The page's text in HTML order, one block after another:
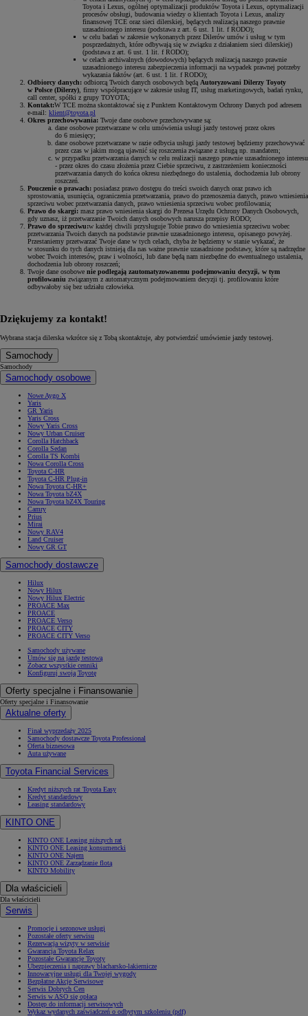
Toyota i Lexus, ogólnej optymalizacji produktów Toyota i Lexus, optymalizacji
procesów obsługi, budowania wiedzy o klientach Toyota i Lexus, analizy
finansowej TCE oraz sieci dilerskiej, będących realizacją naszego prawnie
uzasadnionego interesu (podstawa z art. 6 ust. 1 lit. f RODO);
w celu badań w zakresie wykonanych przez Dilerów umów i usług w tym
posprzedażnych, które odbywają się w związku z działaniem sieci dilerskiej)
(podstawa z art. 6 ust. 1 lit. f RODO);
w celach archiwalnych (dowodowych) będących realizacją naszego prawnie
uzasadnionego interesu zabezpieczenia informacji na wypadek prawnej potrzeby
wykazania faktów (art. 6 ust. 1 lit. f RODO);
Odbiorcy danych: odbiorcą Twoich danych osobowych będą Autoryzowani Dilerzy Toyoty
w Polsce (Dilerzy) , firmy współpracujące w zakresie usług IT, usług marketingowych, badań rynku,
call center, spółki z grupy TOYOTA;
Kontakt:W TCE można skontaktować się z Punktem Kontaktowym Ochrony Danych pod adresem
e-mail: klient@toyota.pl
Okres przechowywania: Twoje dane osobowe przechowywane są:
dane osobowe przetwarzane w celu umówienia usługi jazdy testowej przez okres
do 6 miesięcy;
dane osobowe przetwarzane w razie odbycia usługi jazdy testowej będziemy przechowywać
przez czas w jakim mogą ujawnić się roszczenia związane z usługą np. mandatem;
w przypadku przetwarzania danych w celu realizacji naszego prawnie uzasadnionego interesu
- przez okres do czasu złożenia przez Ciebie sprzeciwu, z zastrzeżeniem konieczności
przetwarzania danych do końca okresu niezbędnego do ustalenia, dochodzenia lub obrony
roszczeń.
Pouczenie o prawach: posiadasz prawo dostępu do treści swoich danych oraz prawo ich
sprostowania, usunięcia, ograniczenia przetwarzania, prawo do przenoszenia danych, prawo wniesienia
sprzeciwu wobec przetwarzania danych, prawo wniesienia sprzeciwu wobec profilowania;
Prawo do skargi: masz prawo wniesienia skargi do Prezesa Urzędu Ochrony Danych Osobowych,
gdy uznasz, iż przetwarzanie Twoich danych osobowych narusza przepisy RODO;
Prawo do sprzeciwu:w każdej chwili przysługuje Tobie prawo do wniesienia sprzeciwu wobec
przetwarzania Twoich danych na podstawie prawnie uzasadnionego interesu, opisanego powyżej.
Przestaniemy przetwarzać Twoje dane w tych celach, chyba że będziemy w stanie wykazać, że
w stosunku do tych danych istnieją dla nas ważne prawnie uzasadnione podstawy, które są nadrzędne
wobec Twoich interesów, praw i wolności, lub dane będą nam niezbędne do ewentualnego ustalenia,
dochodzenia lub obrony roszczeń;
Twoje dane osobowe nie podlegają zautomatyzowanemu podejmowaniu decyzji, w tym
profilowaniu związanym z automatycznym podejmowaniem decyzji tj. profilowaniu które
odbywałoby się bez udziału człowieka.
Dziękujemy za kontakt!
Wybrana stacja dilerska wkrótce się z Tobą skontaktuje, aby potwierdzić umówienie jazdy testowej.
Samochody
Samochody
Samochody osobowe
Nowe Aygo X
Yaris
GR Yaris
Yaris Cross
Nowy Yaris Cross
Nowy Urban Cruiser
Corolla Hatchback
Corolla Sedan
Corolla TS Kombi
Nowa Corolla Cross
Toyota C-HR
Toyota C-HR Plug-in
Nowa Toyota C-HR+
Nowa Toyota bZ4X
Nowa Toyota bZ4X Touring
Camry
Prius
Mirai
Nowy RAV4
Land Cruiser
Nowy GR GT
Samochody dostawcze
Hilux
Nowy Hilux
Nowy Hilux Electric
PROACE Max
PROACE
PROACE Verso
PROACE CITY
PROACE CITY Verso
Samochody używane
Umów się na jazdę testową
Zobacz wszystkie cenniki
Konfiguruj swoją Toyotę
Oferty specjalne i Finansowanie
Oferty specjalne i Finansowanie
Aktualne oferty
Finał wyprzedaży 2025
Samochody dostawcze Toyota Professional
Oferta biznesowa
Auta używane
Toyota Financial Services
Kredyt niższych rat Toyota Easy
Kredyt standardowy
Leasing standardowy
KINTO ONE
KINTO ONE Leasing niższych rat
KINTO ONE Leasing konsumencki
KINTO ONE Najem
KINTO ONE Zarządzanie flotą
KINTO Mobility
Dla właścicieli
Dla właścicieli
Serwis
Promocje i sezonowe usługi
Pozostałe oferty serwisu
Rezerwacja wizyty w serwisie
Gwarancja Toyota Relax
Pozostałe Gwarancje Toyoty
Ubezpieczenia i naprawy blacharsko-lakiernicze
Innowacyjne usługi dla Twojej wygody
Bezpłatne Akcje Serwisowe
Serwis Dobrych Cen
Serwis w ASO się opłaca
Dostęp do informacji serwisowych
Wykaz wydanych zaświadczeń o odbytym szkoleniu (pdf)